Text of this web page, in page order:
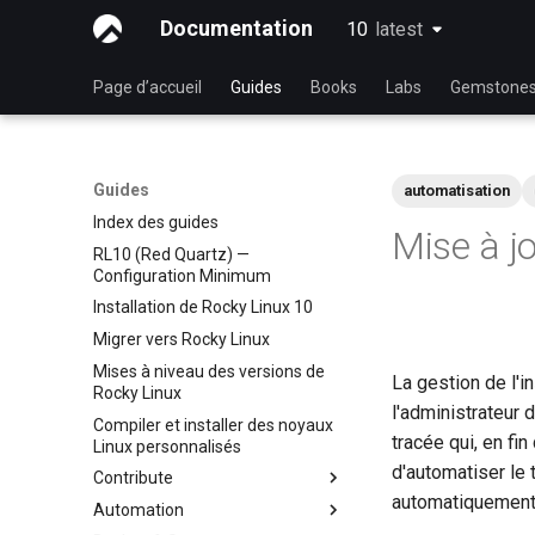
Documentation 10 latest
latest
Page d’accueil Guides Books Labs Gemstones
Guides
Index des guides
RL10 (Red Quartz) —
Configuration Minimum
Installation de Rocky Linux 10
Migrer vers Rocky Linux
Mises à niveau des versions de
Rocky Linux
Compiler et installer des noyaux
Linux personnalisés
Contribute
Index
Automation
automatisation
Mise à
La gestion de
l'administrateur
tracée qui, en
d'automatiser le